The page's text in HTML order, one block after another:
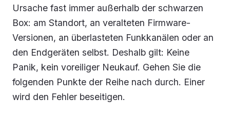
Ursache fast immer außerhalb der schwarzen
Box: am Standort, an veralteten Firmware-
Versionen, an überlasteten Funkkanälen oder an
den Endgeräten selbst. Deshalb gilt: Keine
Panik, kein voreiliger Neukauf. Gehen Sie die
folgenden Punkte der Reihe nach durch. Einer
wird den Fehler beseitigen.